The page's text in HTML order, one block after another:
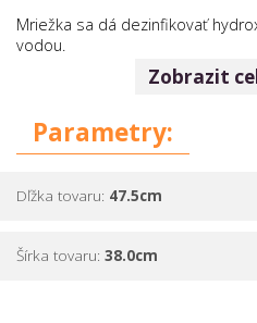
Mriežka sa dá dezinfikovať
vodou.
Kovová konštrukcia a odolná
Materiál:pozinkované železo
Zobrazit
Parametry:
Dľžka tovaru: 47.5cm
Šírka tovaru: 38.0cm